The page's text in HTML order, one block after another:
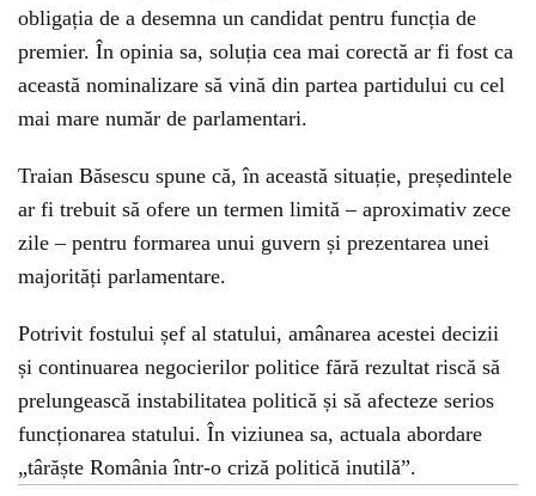
obligația de a desemna un candidat pentru funcția de
premier. În opinia sa, soluția cea mai corectă ar fi fost ca
această nominalizare să vină din partea partidului cu cel
mai mare număr de parlamentari.
Traian Băsescu spune că, în această situație, președintele
ar fi trebuit să ofere un termen limită – aproximativ zece
zile – pentru formarea unui guvern și prezentarea unei
majorități parlamentare.
Potrivit fostului șef al statului, amânarea acestei decizii
și continuarea negocierilor politice fără rezultat riscă să
prelungească instabilitatea politică și să afecteze serios
funcționarea statului. În viziunea sa, actuala abordare
„târăște România într-o criză politică inutilă”.